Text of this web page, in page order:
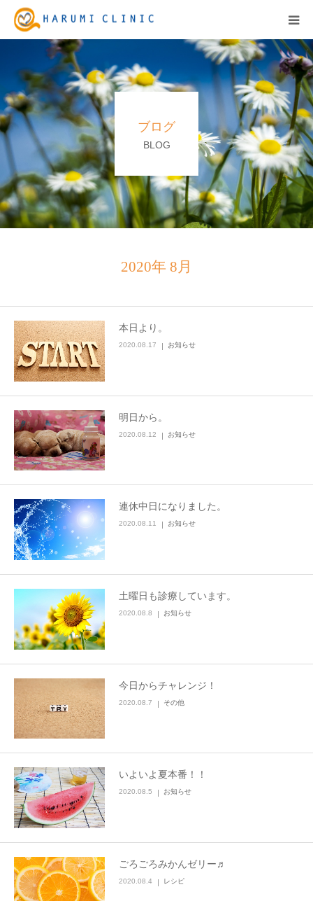
ブログ
BLOG
2020年 8月
本日より。
2020.08.17 お知らせ
明日から。
2020.08.12 お知らせ
連休中日になりました。
2020.08.11 お知らせ
土曜日も診療しています。
2020.08.8 お知らせ
今日からチャレンジ！
2020.08.7 その他
いよいよ夏本番！！
2020.08.5 お知らせ
ごろごろみかんゼリー♬
2020.08.4 レシピ
HOME
保険診療
自由診療&料金表
キャンペーン
お知らせ
ブログ
お問い合わせ